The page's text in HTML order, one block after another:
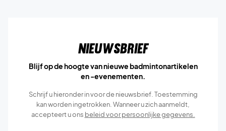
Nieuwsbrief
Blijf op de hoogte van nieuwe badmintonartikelen
en -evenementen.
Schrijf u hieronder in voor de nieuwsbrief. Toestemming
kan worden ingetrokken. Wanneer u zich aanmeldt,
accepteert u ons beleid voor persoonlijke gegevens.